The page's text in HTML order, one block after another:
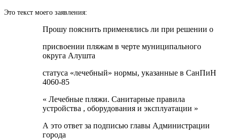
Это текст моего заявления:
Прошу пояснить применялись ли при решении о
присвоении пляжам в черте муниципального
округа Алушта
статуса «лечебный» нормы, указанные в СанПиН
4060-85
« Лечебные пляжи. Санитарные правила
устройства , оборудования и эксплуатации »
А это ответ за подписью главы Администрации
города